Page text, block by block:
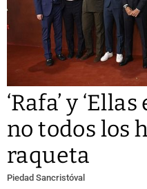
‘Rafa’ y
no todos los
raqueta
Piedad Sancristóval